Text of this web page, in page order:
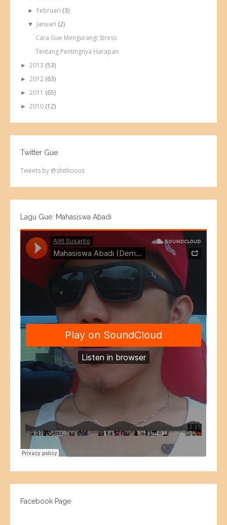
► Februari (3)
▼ Januari (2)
Cara Gue Mengurangi Stress
Tentang Pentingnya Harapan
► 2013 (53)
► 2012 (63)
► 2011 (65)
► 2010 (12)
Twitter Gue
Tweets by @shitlicious
Lagu Gue: Mahasiswa Abadi
Facebook Page